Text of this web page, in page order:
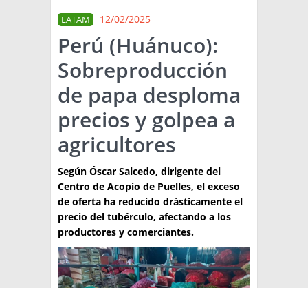
MERCADOS
NOTICIAS
EN ESPAÑOL
OTROS IDIOMAS
CLIMA
PRONÓSTICO
LLUVIAS
ARGENTINA
EL MUNDO
TÉCNICA
PRODUCCION
CLASIFICADOS
INTERES GENERAL
LA PAPA
ARGENPAPA
LATAM 12/02/2025
Perú (Huánuco):
Sobreproducción
de papa desploma
precios y golpea a
agricultores
Según Óscar Salcedo, dirigente del
Centro de Acopio de Puelles, el exceso
de oferta ha reducido drásticamente el
precio del tubérculo, afectando a los
productores y comerciantes.